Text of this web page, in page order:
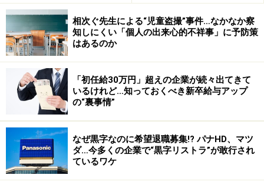
く存在しています。
その大半は、BtoC（消費者向け商品・サービス提供）企
業で、特に嗜好品の類を販売する企業です。嗜好品とは
栄養の摂取を目的としない、お茶、コーヒー、アルコー
ル飲料、清涼飲料、お菓子などです。
嗜好品は、どのメーカーの商品・サービスも、若干の違
いこそあれ、大きくは変わりません。清涼飲料やビール
メーカーなどが盛んにキャラクター広告を打つのは、イ
メージで嗜好品を売ろうとしているからに他なりませ
相次ぐ先生による“児童盗撮”事件…なかなか察
知しにくい「個人の出来心的不祥事」に予防策
はあるのか
「初任給30万円」超えの企業が続々出てきて
いるけれど…知っておくべき新卒給与アップ
の“裏事情”
なぜ黒字なのに希望退職募集!? パナHD、マツ
ダ…今多くの企業で“黒字リストラ”が敢行され
ているワケ